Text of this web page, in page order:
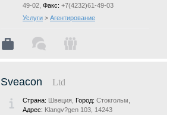
49-02, Факс: +7(4232)61-49-03
Услуги > Агентирование
Sveacon Ltd
Страна: Швеция, Город: Стокгольм,
Адрес: Klangv?gen 103, 14243